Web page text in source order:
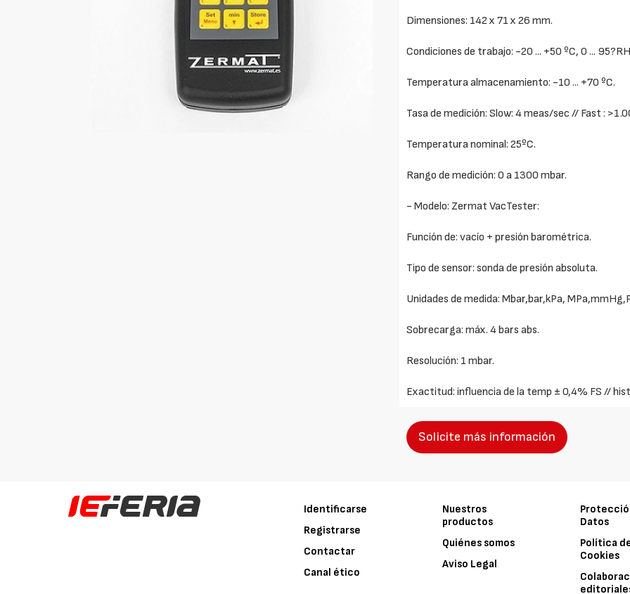
Dimensiones: 142 x 71 x 26 mm.
Condiciones de trabajo: -20 ... +50 ºC, 0 ...
Temperatura almacenamiento: -10 ... +70 ºC.
Tasa de medición: Slow: 4 meas/sec // Fast :
Temperatura nominal: 25ºC.
Rango de medición: 0 a 1300 mbar.
- Modelo: Zermat VacTester:
Función de: vacío + presión barométrica.
Tipo de sensor: sonda de presión absoluta.
Unidades de medida: Mbar,bar,kPa,
Sobrecarga: máx. 4 bars abs.
Resolución: 1 mbar.
Exactitud: influencia de la temp ± 0,4% FS //
Solicite más información
Identificarse
Registrarse
Contactar
Canal ético
Nuestros
productos
Quiénes somos
Aviso Legal
Datos
Política
Cookies